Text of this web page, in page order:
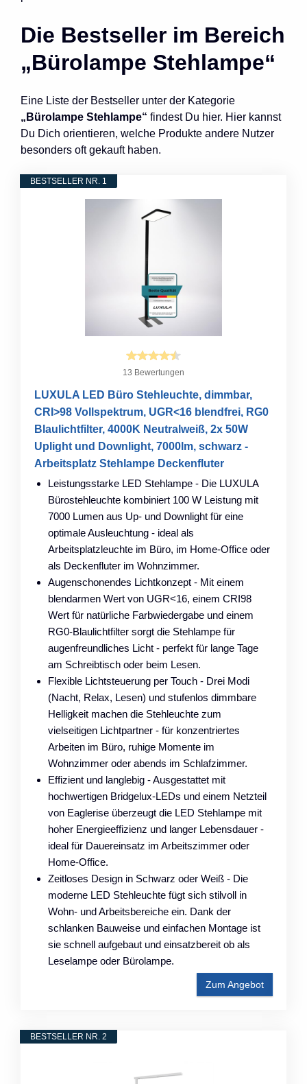
Die Bestseller im Bereich
„Bürolampe Stehlampe“
Eine Liste der Bestseller unter der Kategorie
„Bürolampe Stehlampe“ findest Du hier. Hier kannst
Du Dich orientieren, welche Produkte andere Nutzer
besonders oft gekauft haben.
BESTSELLER NR. 1
13 Bewertungen
LUXULA LED Büro Stehleuchte, dimmbar,
CRI>98 Vollspektrum, UGR<16 blendfrei, RG0
Blaulichtfilter, 4000K Neutralweiß, 2x 50W
Uplight und Downlight, 7000lm, schwarz -
Arbeitsplatz Stehlampe Deckenfluter
Leistungsstarke LED Stehlampe - Die LUXULA
Bürostehleuchte kombiniert 100 W Leistung mit
7000 Lumen aus Up- und Downlight für eine
optimale Ausleuchtung - ideal als
Arbeitsplatzleuchte im Büro, im Home-Office oder
als Deckenfluter im Wohnzimmer.
Augenschonendes Lichtkonzept - Mit einem
blendarmen Wert von UGR<16, einem CRI98
Wert für natürliche Farbwiedergabe und einem
RG0-Blaulichtfilter sorgt die Stehlampe für
augenfreundliches Licht - perfekt für lange Tage
am Schreibtisch oder beim Lesen.
Flexible Lichtsteuerung per Touch - Drei Modi
(Nacht, Relax, Lesen) und stufenlos dimmbare
Helligkeit machen die Stehleuchte zum
vielseitigen Lichtpartner - für konzentriertes
Arbeiten im Büro, ruhige Momente im
Wohnzimmer oder abends im Schlafzimmer.
Effizient und langlebig - Ausgestattet mit
hochwertigen Bridgelux-LEDs und einem Netzteil
von Eaglerise überzeugt die LED Stehlampe mit
hoher Energieeffizienz und langer Lebensdauer -
ideal für Dauereinsatz im Arbeitszimmer oder
Home-Office.
Zeitloses Design in Schwarz oder Weiß - Die
moderne LED Stehleuchte fügt sich stilvoll in
Wohn- und Arbeitsbereiche ein. Dank der
schlanken Bauweise und einfachen Montage ist
sie schnell aufgebaut und einsatzbereit ob als
Leselampe oder Bürolampe.
Zum Angebot
BESTSELLER NR. 2